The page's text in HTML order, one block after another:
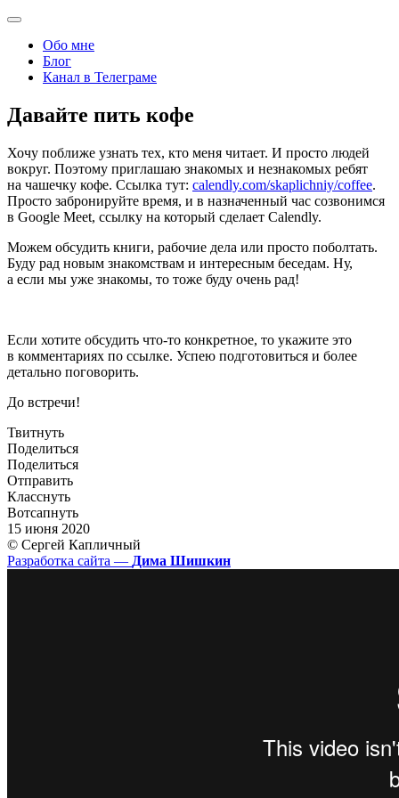
Обо мне
Блог
Канал в Телеграме
Давайте пить кофе
Хочу поближе узнать тех, кто меня читает. И просто людей
вокруг. Поэтому приглашаю знакомых и незнакомых ребят
на чашечку кофе. Ссылка тут: calendly.com/skaplichniy/coffee.
Просто забронируйте время, и в назначенный час созвонимся
в Google Meet, ссылку на который сделает Calendly.
Можем обсудить книги, рабочие дела или просто поболтать.
Буду рад новым знакомствам и интересным беседам. Ну,
а если мы уже знакомы, то тоже буду очень рад!
Если хотите обсудить что-то конкретное, то укажите это
в комментариях по ссылке. Успею подготовиться и более
детально поговорить.
До встречи!
Твитнуть
Поделиться
Поделиться
Отправить
Класснуть
Вотсапнуть
15 июня 2020
© Сергей Капличный
Разработка сайта — Дима Шишкин